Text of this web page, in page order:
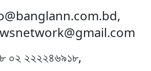
০২ ২২২২৪৬৯১৮,